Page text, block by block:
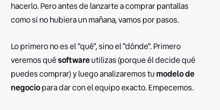
hacerlo. Pero antes de lanzarte a comprar pantallas
como si no hubiera un mañana, vamos por pasos.
Lo primero no es el "qué", sino el "dónde". Primero
veremos quésoftwareutilizas (porque él decide qué
puedes comprar) y luego analizaremos tu modelo de
negociopara dar con el equipo exacto. Empecemos.